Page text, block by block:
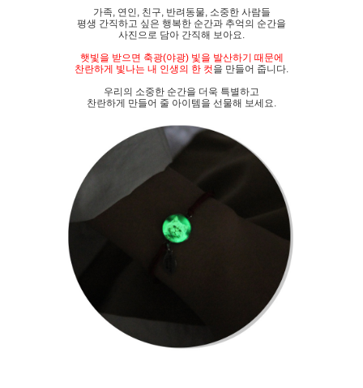
가족, 연인, 친구, 반려동물, 소중한 사람들
평생 간직하고 싶은 행복한 순간과 추억의 순간을
사진으로 담아 간직해 보아요.
햇빛을 받으면 축광(야광) 빛을 발산하기 때문에
찬란하게 빛나는 내 인생의 한 컷을 만들어 줍니다.
우리의 소중한 순간을 더욱 특별하고
찬란하게 만들어 줄 아이템을 선물해 보세요.